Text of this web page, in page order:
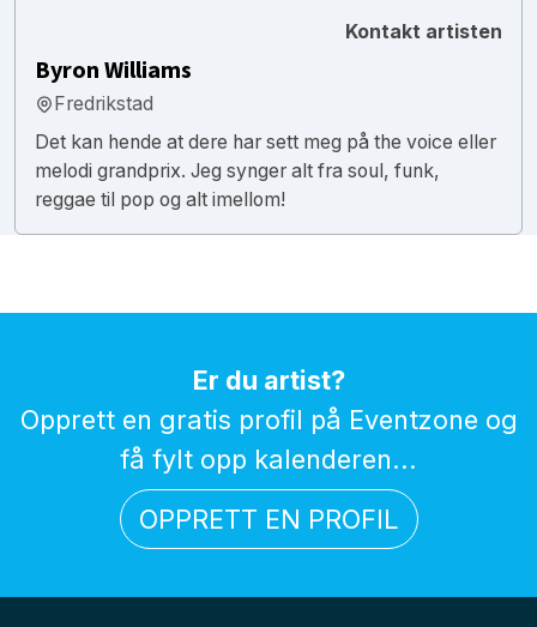
Kontakt artisten
Byron Williams
Fredrikstad
Det kan hende at dere har sett meg på the voice eller
melodi grandprix. Jeg synger alt fra soul, funk,
reggae til pop og alt imellom!
Er du artist?
Opprett en gratis profil på Eventzone og
få fylt opp kalenderen...
OPPRETT EN PROFIL